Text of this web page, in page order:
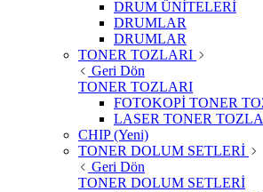
DRUM ÜNİTELERİ
DRUMLAR
DRUMLAR
TONER TOZLARI
Geri Dön
TONER TOZLARI
FOTOKOPİ TONER
LASER TONER
CHIP (Yeni)
TONER DOLUM SETLERİ
Geri Dön
TONER DOLUM SETLERİ